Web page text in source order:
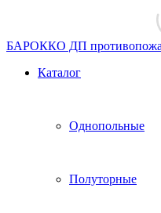
БАРОККО ДП
Каталог
Однопольные
Полуторные